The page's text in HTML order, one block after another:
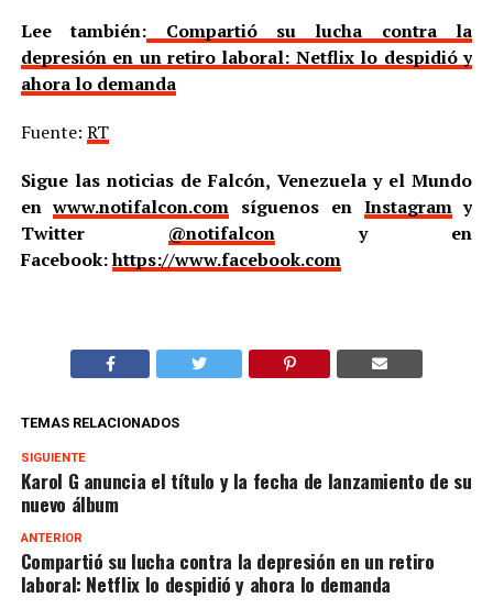
Lee también: Compartió su lucha contra la
depresión en un retiro laboral: Netflix lo despidió y
ahora lo demanda
Fuente: RT
Sigue las noticias de Falcón, Venezuela y el Mundo
enwww.notifalcon.com síguenos en Instagramy
Twitter @notifalcony en
Facebook:https://www.facebook.com
TEMAS RELACIONADOS
SIGUIENTE
Karol G anuncia el título y la fecha de lanzamiento de su
nuevo álbum
ANTERIOR
Compartió su lucha contra la depresión en un retiro
laboral: Netflix lo despidió y ahora lo demanda